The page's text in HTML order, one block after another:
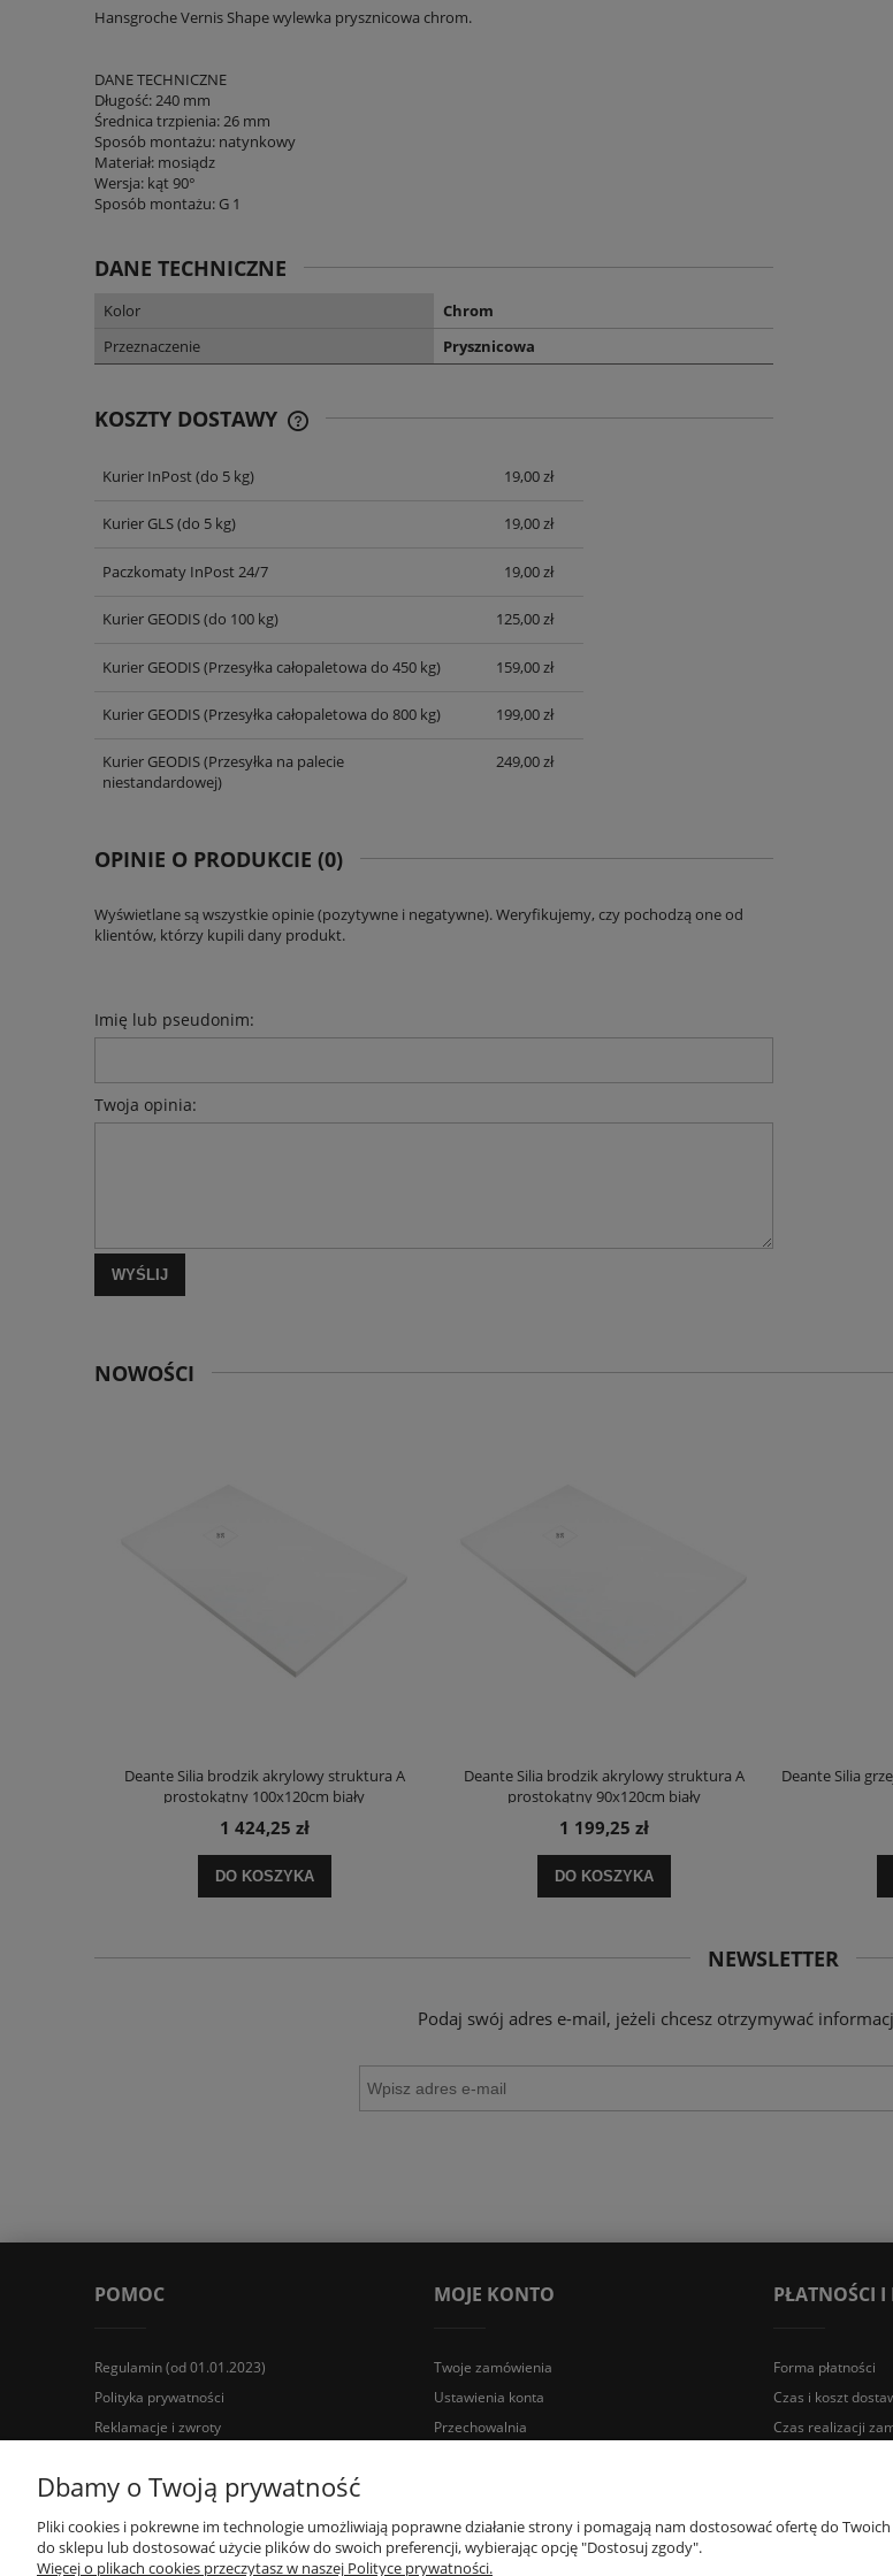
Hansgroche Vernis Shape wylewka prysznicowa chrom.
DANE TECHNICZNE
Długość: 240 mm
Średnica trzpienia: 26 mm
Sposób montażu: natynkowy
Materiał: mosiądz
Wersja: kąt 90°
Sposób montażu: G 1
DANE TECHNICZNE
Kolor
Chrom
Przeznaczenie
Prysznicowa
KOSZTY DOSTAWY
CENA NIE ZAWIERA EWENTUALNYCH
Kurier InPost(do 5 kg) 19,00 zł
Kurier GLS(do 5 kg) 19,00 zł
Paczkomaty InPost 24/7 19,00 zł
Kurier GEODIS(do 100 kg) 125,00 zł
Kurier GEODIS(Przesyłka całopaletowa do 450 kg) 159,00 zł
Kurier GEODIS(Przesyłka całopaletowa do 800 kg) 199,00 zł
Kurier GEODIS(Przesyłka na palecie
niestandardowej)
249,00 zł
OPINIE O PRODUKCIE (0)
Wyświetlane są wszystkie opinie (pozytywne i negatywne). Weryfikujemy, czy pochodzą one od
klientów, którzy kupili dany produkt.
Imię lub pseudonim:
Twoja opinia:
WYŚLIJ
NOWOŚCI
Deante Silia brodzik akrylowy struktura A
prostokątny 100x120cm biały
1 424,25 zł
DO KOSZYKA
Deante Silia brodzik akrylowy struktura A
prostokątny 90x120cm biały
1 199,25 zł
DO KOSZYKA
Deante Silia
NEWSLETTER
Podaj swój adres e-mail, jeżeli chcesz otrzymywać
POMOC
Regulamin (od 01.01.2023)
Polityka prywatności
Reklamacje i zwroty
MOJE KONTO
Twoje zamówienia
Ustawienia konta
Przechowalnia
PŁATNOŚCI I
Forma płatności
Czas i koszt
Czas realizacji
Wyposażenie łazienek Łazienki.eco | Pawła 23, 41-708 Ruda Śląska | E-mail: sklep@lazienki.eco | Tel.: 600 012
Dbamy o Twoją prywatność
Pliki cookies i pokrewne im technologie umożliwiają poprawne działanie strony i pomagają nam dostosować ofertę do
do sklepu lub dostosować użycie plików do swoich preferencji, wybierając opcję "Dostosuj zgody".
Więcej o plikach cookies przeczytasz w naszej Polityce prywatności.